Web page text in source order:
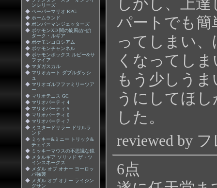
ンシリーズ
◆ ペーパーマリオ RPG
◆ ホームランド
◆ ボンバーマンジェッターズ
◆ ポケモンXD 闇の旋風(かぜ)
ダーク・ルギア
◆ ポケモンコロシアム
◆ ポケモンチャンネル
◆ ポケモンボックス ルビー&サ
ファイア
◆ マダガスカル
◆ マリオカート ダブルダッシ
ュ
◆ マリオゴルフファミリーツア
ー
◆ マリオテニス GC
◆ マリオパーティ 4
◆ マリオパーティ 5
◆ マリオパーティ 6
◆ マリオパーティ 7
◆ ミスタードリラー ドリルラ
ンド
◆ ミッキー&ミニー トリック&
チェイス
◆ ミッキーマウスの不思議な鏡
◆ メタルギア ソリッド ザ・ツ
インスネークス
◆ メダル オブ オナー ヨーロッ
パ強襲
◆ メダル オブ オナー ライジン
グサン
しかし、上
パートでも
ってしまい
くなってし
もう少しう
うにしてほ
した。
reviewed by
6点